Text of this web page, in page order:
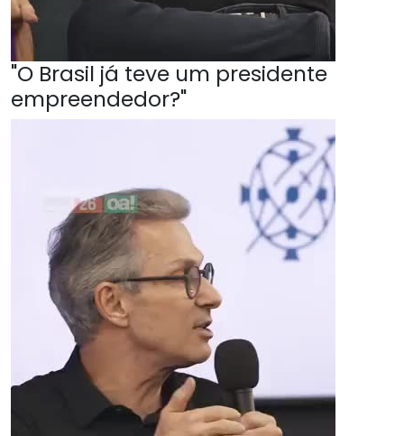
"O Brasil já teve um presidente
empreendedor?"